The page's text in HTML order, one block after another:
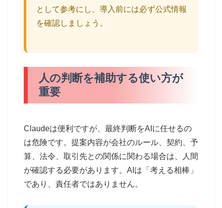
として参考にし、導入前には必ず公式情報
を確認しましょう。
人の判断を補助する使い方が
重要
Claudeは便利ですが、最終判断をAIに任せるの
は危険です。提案内容が会社のルール、契約、予
算、法令、取引先との関係に関わる場合は、人間
が確認する必要があります。AIは「考える相棒」
であり、責任者ではありません。